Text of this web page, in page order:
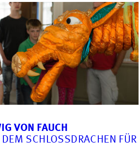
VON FAUCH
SCHLOSSDRACHEN FÜR